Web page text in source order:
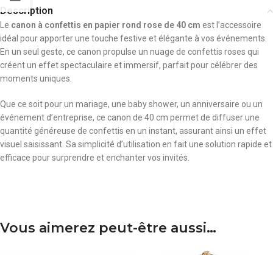
Description
Le canon à confettis en papier rond rose de 40 cm est l’accessoire
idéal pour apporter une touche festive et élégante à vos événements.
En un seul geste, ce canon propulse un nuage de confettis roses qui
créent un effet spectaculaire et immersif, parfait pour célébrer des
moments uniques.
Que ce soit pour un mariage, une baby shower, un anniversaire ou un
événement d’entreprise, ce canon de 40 cm permet de diffuser une
quantité généreuse de confettis en un instant, assurant ainsi un effet
visuel saisissant. Sa simplicité d’utilisation en fait une solution rapide et
efficace pour surprendre et enchanter vos invités.
Vous aimerez peut-être aussi…